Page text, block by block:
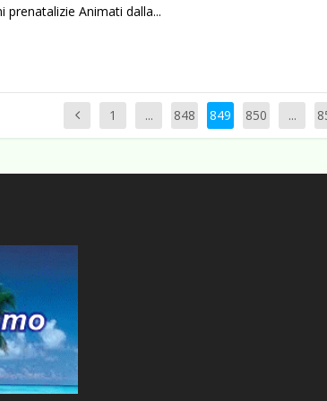
prenatalizie Animati dalla...
1 ... 848 849 850 ...